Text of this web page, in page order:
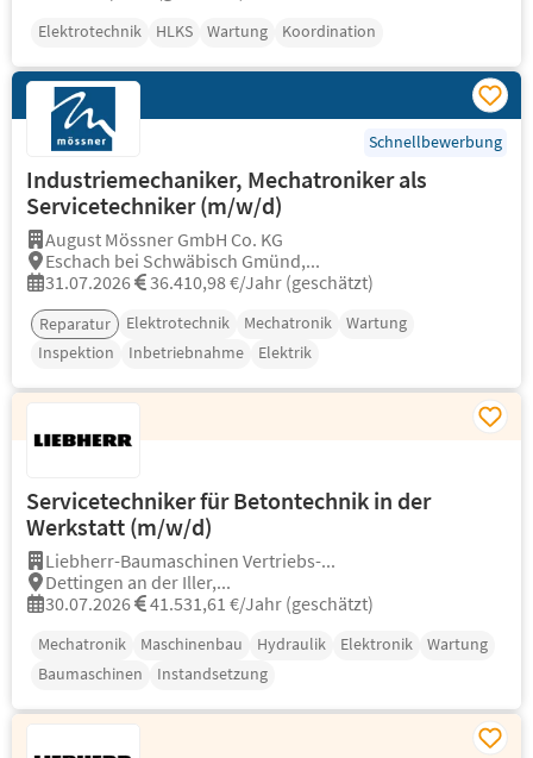
Elektrotechnik HLKS Wartung Koordination
Schnellbewerbung
Industriemechaniker, Mechatroniker als
Servicetechniker (m/w/d)
August Mössner GmbH Co. KG
Eschach bei Schwäbisch Gmünd,...
31.07.2026
36.410,98 €/Jahr (geschätzt)
Reparatur Elektrotechnik Mechatronik
Wartung
Inspektion
Inbetriebnahme Elektrik
Servicetechniker für Betontechnik in der
Werkstatt (m/w/d)
Liebherr-Baumaschinen Vertriebs-...
Dettingen an der Iller,...
30.07.2026
41.531,61 €/Jahr (geschätzt)
Mechatronik Maschinenbau Hydraulik Elektronik
Wartung
Baumaschinen
Instandsetzung